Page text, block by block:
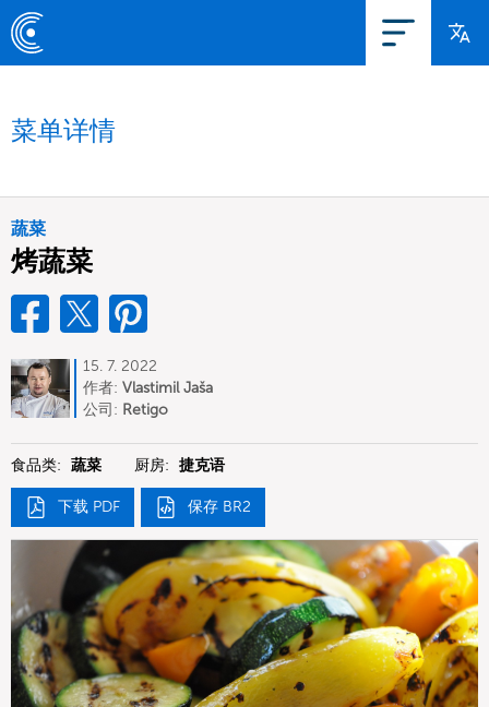
菜单详情
蔬菜
烤蔬菜
15. 7. 2022
作者: Vlastimil Jaša
公司: Retigo
食品类: 蔬菜 厨房: 捷克语
下载 PDF 保存 BR2